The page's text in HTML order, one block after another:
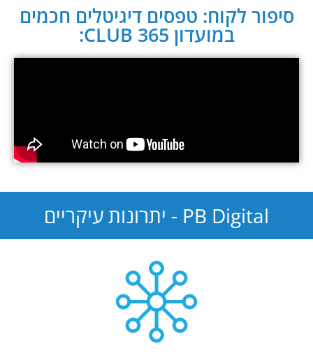
סיפור לקוח: טפסים דיגיטלים חכמים
במועדון CLUB 365:
PB Digital - יתרונות עיקריים